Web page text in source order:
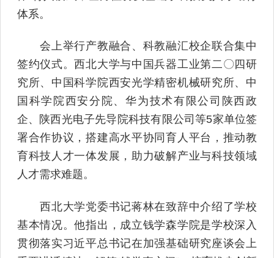
体系。
会上举行产教融合、科教融汇校企联合集中
签约仪式。西北大学与中国兵器工业第二〇四研
究所、中国科学院西安光学精密机械研究所、中
国科学院西安分院、华为技术有限公司陕西政
企、陕西光电子先导院科技有限公司等5家单位签
署合作协议，搭建高水平协同育人平台，推动教
育科技人才一体发展，助力破解产业与科技领域
人才需求难题。
西北大学党委书记蒋林在致辞中介绍了学校
基本情况。他指出，成立钱学森学院是学校深入
贯彻落实习近平总书记在加强基础研究座谈会上